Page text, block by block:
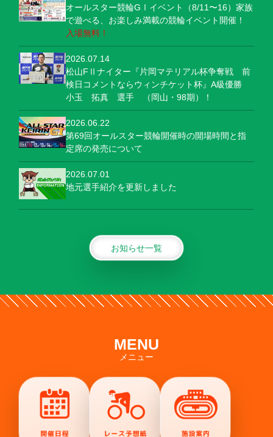
オールスター競輪GⅠイベント（8/11〜16）家族
で遊べる、お楽しみ満載の競輪イベント開催！
入場無料！
2026.07.14
松山FⅡナイター『片岡マテリアル杯争奪戦 前
検日コメントならウィンチケット杯』A級優勝
小玉 拓真 選手 （岡山・98期）！
2026.06.22
第69回オールスター競輪開催時の開場時間と指
定席の発売について
2026.07.01
地元選手紹介を更新しました
お知らせ一覧
MENU
メニュー